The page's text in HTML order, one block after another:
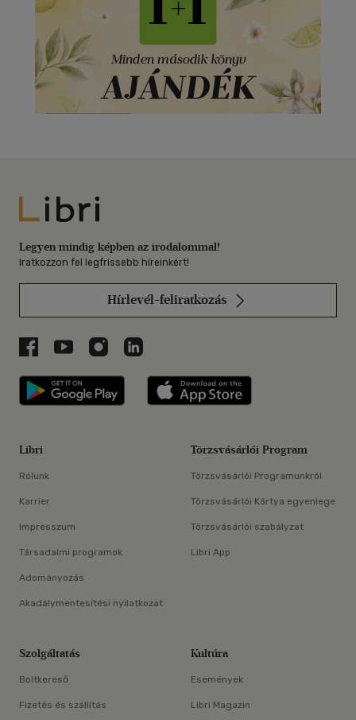
Libri
Legyen mindig képben az irodalommal!
Iratkozzon fel legfrissebb híreinkért!
Hírlevél-feliratkozás
Libri a Facebookon
Libri a Youtube-on
Libri az Instagramon
Libri a LinkedInen
Libri applikáció Szerezd meg: Google
Libri
Rólunk
Karrier
Impresszum
Társadalmi programok
Adományozás
Akadálymentesítési nyilatkozat
Törzsvásárlói Program
Törzsvásárlói Programunkról
Törzsvásárlói Kártya egyenlege
Törzsvásárlói szabályzat
Libri App
Szolgáltatás
Boltkereső
Fizetés és szállítás
Kultúra
Események
Libri Magazin